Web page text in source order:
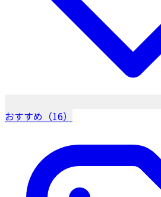
おすすめ（16）